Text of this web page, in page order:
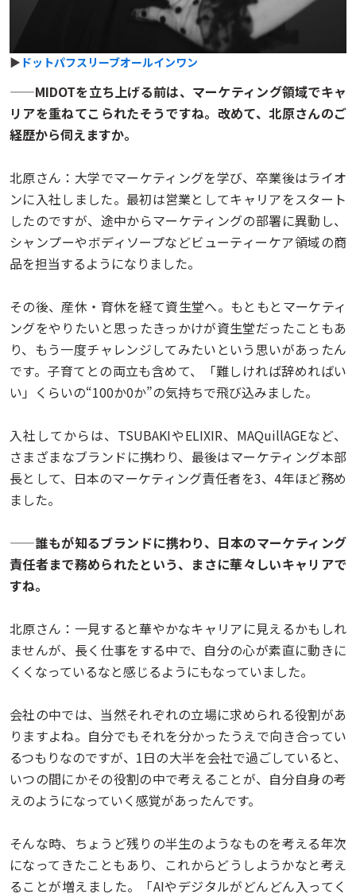
▶ ドットパフスリーブオールインワン
——MIDOTを立ち上げる前は、マーケティング領域でキャ
リアを重ねてこられたそうですね。改めて、北原さんのご
経歴から伺えますか。
北原さん：大学でマーケティングを学び、卒業後はライオ
ンに入社しました。最初は営業としてキャリアをスタート
したのですが、途中からマーケティングの部署に異動し、
シャンプーやボディソープなどビューティーケア領域の商
品を担当するようになりました。
その後、産休・育休を経て資生堂へ。もともとマーケティ
ングをやりたいと思ったきっかけが資生堂だったこともあ
り、もう一度チャレンジしてみたいという思いがあったん
です。子育てとの両立も含めて、「難しければ辞めればい
い」くらいの“100か0か”の気持ちで飛び込みました。
入社してからは、TSUBAKIやELIXIR、MAQuillAGEなど、
さまざまなブランドに携わり、最後はマーケティング本部
長として、日本のマーケティング責任者を3、4年ほど務め
ました。
——誰もが知るブランドに携わり、日本のマーケティング
責任者まで務められたという、まさに華々しいキャリアで
すね。
北原さん：一見すると華やかなキャリアに見えるかもしれ
ませんが、長く仕事をする中で、自分の心が素直に動きに
くくなっているなと感じるようにもなっていました。
会社の中では、当然それぞれの立場に求められる役割があ
りますよね。自分でもそれを分かったうえで向き合ってい
るつもりなのですが、1日の大半を会社で過ごしていると、
いつの間にかその役割の中で考えることが、自分自身の考
えのようになっていく感覚があったんです。
そんな時、ちょうど残りの半生のようなものを考える年次
になってきたこともあり、これからどうしようかなと考え
ることが増えました。「AIやデジタルがどんどん入ってく